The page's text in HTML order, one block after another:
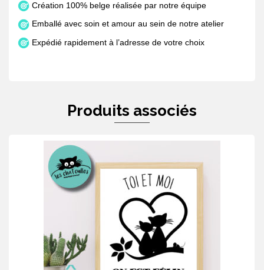
Création 100% belge réalisée par notre équipe
Emballé avec soin et amour au sein de notre atelier
Expédié rapidement à l’adresse de votre choix
Produits associés